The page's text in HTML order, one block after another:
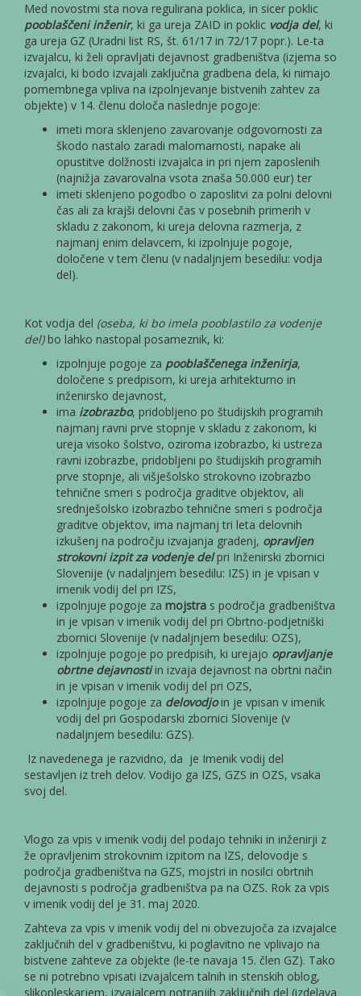
Med novostmi sta nova regulirana poklica, in sicer poklic
pooblaščeni inženir, ki ga ureja ZAID in poklic vodja del, ki
ga ureja GZ (Uradni list RS, št. 61/17 in 72/17 popr.). Le-ta
izvajalcu, ki želi opravljati dejavnost gradbeništva (izjema so
izvajalci, ki bodo izvajali zaključna gradbena dela, ki nimajo
pomembnega vpliva na izpolnjevanje bistvenih zahtev za
objekte) v 14. členu določa naslednje pogoje:
imeti mora sklenjeno zavarovanje odgovornosti za
škodo nastalo zaradi malomarnosti, napake ali
opustitve dolžnosti izvajalca in pri njem zaposlenih
(najnižja zavarovalna vsota znaša 50.000 eur) ter
imeti sklenjeno pogodbo o zaposlitvi za polni delovni
čas ali za krajši delovni čas v posebnih primerih v
skladu z zakonom, ki ureja delovna razmerja, z
najmanj enim delavcem, ki izpolnjuje pogoje,
določene v tem členu (v nadaljnjem besedilu: vodja
del).
Kot vodja del (oseba, ki bo imela pooblastilo za vodenje
del)bo lahko nastopal posameznik, ki:
izpolnjuje pogoje za pooblaščenega inženirja,
določene s predpisom, ki ureja arhitekturno in
inženirsko dejavnost,
ima izobrazbo, pridobljeno po študijskih programih
najmanj ravni prve stopnje v skladu z zakonom, ki
ureja visoko šolstvo, oziroma izobrazbo, ki ustreza
ravni izobrazbe, pridobljeni po študijskih programih
prve stopnje, ali višješolsko strokovno izobrazbo
tehnične smeri s področja graditve objektov, ali
srednješolsko izobrazbo tehnične smeri s področja
graditve objektov, ima najmanj tri leta delovnih
izkušenj na področju izvajanja gradenj, opravljen
strokovni izpit za vodenje delpri Inženirski zbornici
Slovenije (v nadaljnjem besedilu: IZS) in je vpisan v
imenik vodij del pri IZS,
izpolnjuje pogoje za mojstra s področja gradbeništva
in je vpisan v imenik vodij del pri Obrtno-podjetniški
zbornici Slovenije (v nadaljnjem besedilu: OZS),
izpolnjuje pogoje po predpisih, ki urejajo opravljanje
obrtne dejavnostiin izvaja dejavnost na obrtni način
in je vpisan v imenik vodij del pri OZS,
izpolnjuje pogoje za delovodjoin je vpisan v imenik
vodij del pri Gospodarski zbornici Slovenije (v
nadaljnjem besedilu: GZS).
Iz navedenega je razvidno, da je Imenik vodij del
sestavljen iz treh delov. Vodijo ga IZS, GZS in OZS, vsaka
svoj del.
Vlogo za vpis v imenik vodij del podajo tehniki in inženirji z
že opravljenim strokovnim izpitom na IZS, delovodje s
področja gradbeništva na GZS, mojstri in nosilci obrtnih
dejavnosti s področja gradbeništva pa na OZS. Rok za vpis
v imenik vodij del je 31. maj 2020.
Zahteva za vpis v imenik vodij del ni obvezujoča za izvajalce
zaključnih del v gradbeništvu, ki poglavitno ne vplivajo na
bistvene zahteve za objekte (le-te navaja 15. člen GZ). Tako
se ni potrebno vpisati izvajalcem talnih in stenskih oblog,
slikopleskarjem, izvajalcem notranjih zaključnih del (izdelava